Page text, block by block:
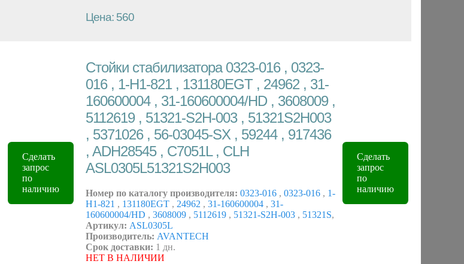
Цена: 560
Сделать
запрос
по
наличию
Стойки стабилизатора 0323-016 , 0323-
016 , 1-H1-821 , 131180EGT , 24962 , 31-
160600004 , 31-160600004/HD , 3608009 ,
5112619 , 51321-S2H-003 , 51321S2H003
, 5371026 , 56-03045-SX , 59244 , 917436
, ADH28545 , C7051L , CLH
ASL0305L51321S2H003
Номер по каталогу производителя: 0323-016 , 0323-016 , 1-
H1-821 , 131180EGT , 24962 , 31-160600004 , 31-
160600004/HD , 3608009 , 5112619 , 51321-S2H-003 , 51321S,
Артикул: ASL0305L
Производитель: AVANTECH
Срок доставки: 1 дн.
НЕТ В НАЛИЧИИ
Сделать
запрос
по
наличию